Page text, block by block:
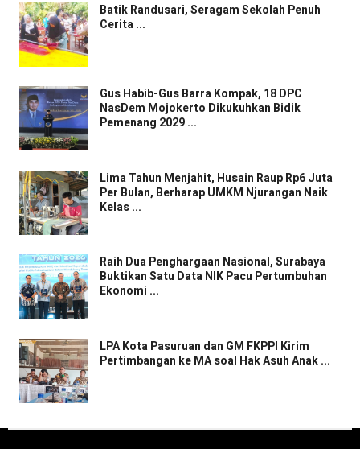
Batik Randusari, Seragam Sekolah Penuh
Cerita ...
Gus Habib-Gus Barra Kompak, 18 DPC
NasDem Mojokerto Dikukuhkan Bidik
Pemenang 2029 ...
Lima Tahun Menjahit, Husain Raup Rp6 Juta
Per Bulan, Berharap UMKM Njurangan Naik
Kelas ...
Raih Dua Penghargaan Nasional, Surabaya
Buktikan Satu Data NIK Pacu Pertumbuhan
Ekonomi ...
LPA Kota Pasuruan dan GM FKPPI Kirim
Pertimbangan ke MA soal Hak Asuh Anak ...